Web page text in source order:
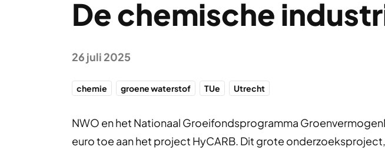
De chemische
26 juli 2025
chemie groene waterstof TUe Utrecht
NWO en het Nationaal Groeifondsprogramma
euro toe aan het project HyCARB. Dit grote